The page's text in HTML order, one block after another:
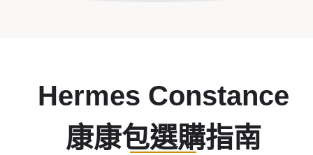
Hermes Constance
康康包選購指南